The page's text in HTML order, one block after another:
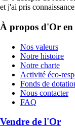
et j'ai pris
À propos d'Or en
Nos valeurs
Notre histoire
Notre charte
Activité éco-
Fonds de
Nous contacter
FAQ
Vendre de l'Or